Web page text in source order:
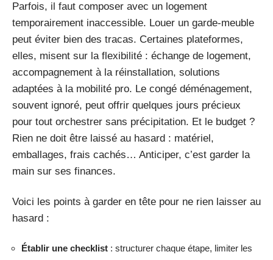
Parfois, il faut composer avec un logement
temporairement inaccessible. Louer un garde-meuble
peut éviter bien des tracas. Certaines plateformes,
elles, misent sur la flexibilité : échange de logement,
accompagnement à la réinstallation, solutions
adaptées à la mobilité pro. Le congé déménagement,
souvent ignoré, peut offrir quelques jours précieux
pour tout orchestrer sans précipitation. Et le budget ?
Rien ne doit être laissé au hasard : matériel,
emballages, frais cachés… Anticiper, c’est garder la
main sur ses finances.
Voici les points à garder en tête pour ne rien laisser au
hasard :
Établir une checklist : structurer chaque étape, limiter les